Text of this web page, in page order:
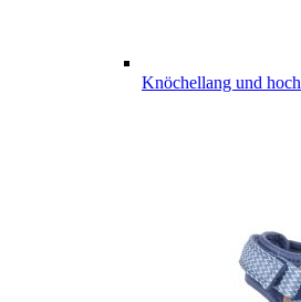
Knöchellang und hoch